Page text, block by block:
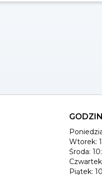
Wtorek:
Środa:
Piątek: